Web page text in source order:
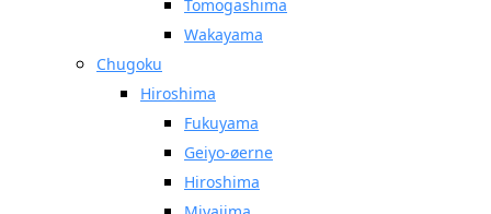
Tomogashima
Wakayama
Chugoku
Hiroshima
Fukuyama
Geiyo-øerne
Hiroshima